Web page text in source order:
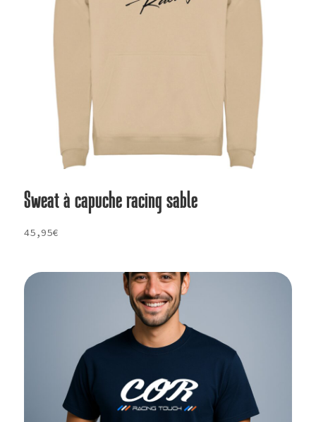
Sweat à capuche racing sable
45,95€